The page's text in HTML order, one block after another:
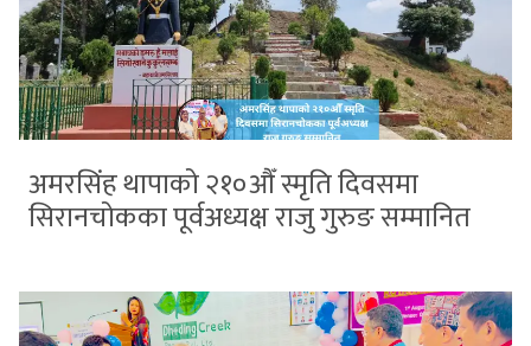
अमरसिंह थापाको २१०औँ स्मृति दिवसमा
सिरानचोकका पूर्वअध्यक्ष राजु गुरुङ सम्मानित